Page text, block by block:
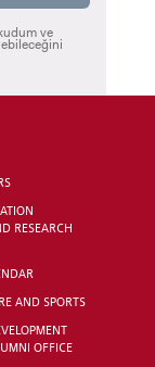
ve
RESEARCH
AND SPORTS
OFFICE